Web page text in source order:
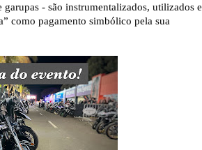
- são instrumentalizados, utilizados e
como pagamento simbólico pela sua